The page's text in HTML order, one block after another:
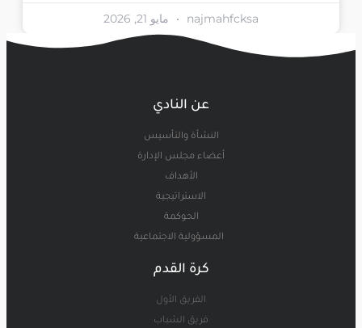
najmahfcksa مايو 21, 2026
عن النادي
النشأة والتأسيس
أعضاء مجلس الإدارة
الأهداف
الاستراتيجية
الحوكمة
المسؤولية الاجتماعية
كرة القدم
الفريق الأول
فريق الشباب